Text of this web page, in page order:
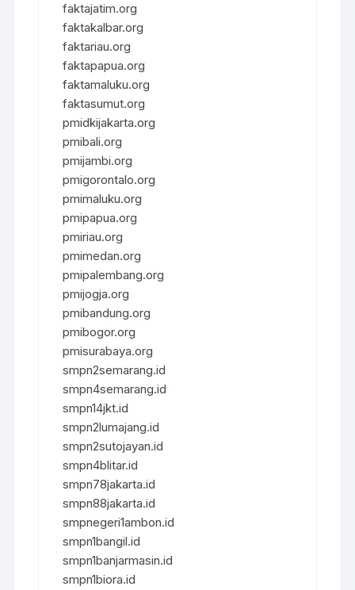
faktajatim.org
faktakalbar.org
faktariau.org
faktapapua.org
faktamaluku.org
faktasumut.org
pmidkijakarta.org
pmibali.org
pmijambi.org
pmigorontalo.org
pmimaluku.org
pmipapua.org
pmiriau.org
pmimedan.org
pmipalembang.org
pmijogja.org
pmibandung.org
pmibogor.org
pmisurabaya.org
smpn2semarang.id
smpn4semarang.id
smpn14jkt.id
smpn2lumajang.id
smpn2sutojayan.id
smpn4blitar.id
smpn78jakarta.id
smpn88jakarta.id
smpnegeri1ambon.id
smpn1bangil.id
smpn1banjarmasin.id
smpn1biora.id